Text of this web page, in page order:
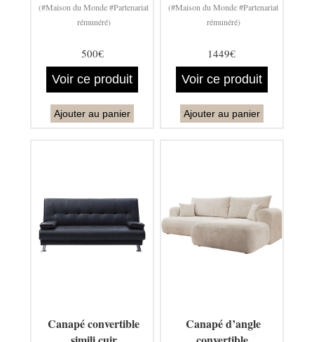
(#Maison du Monde #Partenariat
rémunéré)
500€
Voir ce produit
Ajouter au panier
(#Maison du Monde #Partenariat
rémunéré)
1449€
Voir ce produit
Ajouter au panier
Canapé convertible
Canapé d’angle